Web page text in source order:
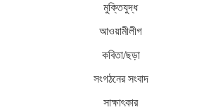
মুক্তিযুদ্ধ
আওয়ামীলীগ
কবিতা/ছড়া
সংগঠনের সংবাদ
সাক্ষাৎকার